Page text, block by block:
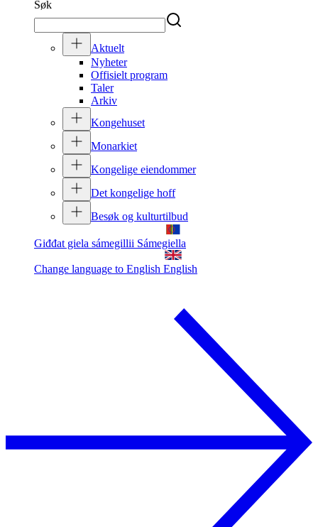
Søk
Aktuelt
Nyheter
Offisielt program
Taler
Arkiv
Kongehuset
Monarkiet
Kongelige eiendommer
Det kongelige hoff
Besøk og kulturtilbud
Giđđat giela sámegillii Sámegiella
Change language to English English